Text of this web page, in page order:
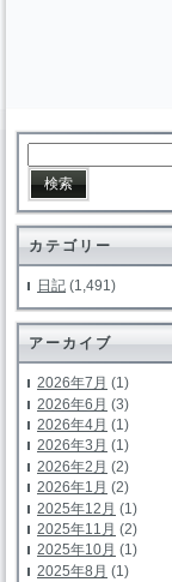
カテゴリー
日記 (1,491)
アーカイブ
2026年7月 (1)
2026年6月 (3)
2026年4月 (1)
2026年3月 (1)
2026年2月 (2)
2026年1月 (2)
2025年12月 (1)
2025年11月 (2)
2025年10月 (1)
2025年8月 (1)